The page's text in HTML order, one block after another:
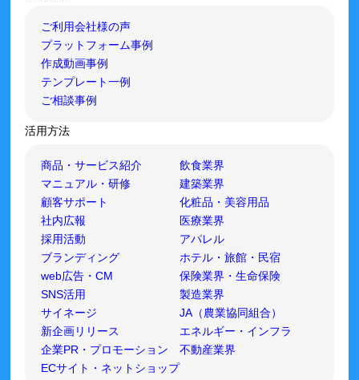
ご利用会社様の声
プラットフォーム事例
作成動画事例
テンプレート一例
ご相談事例
活用方法
商品・サービス紹介
マニュアル・研修
顧客サポート
社内広報
採用活動
ブランディング
web広告・CM
SNS活用
サイネージ
新企画リリース
企業PR・プロモーション
ECサイト・ネットショップ
飲食業界
建築業界
化粧品・美容用品
医療業界
アパレル
ホテル・旅館・民宿
保険業界・生命保険
製造業界
JA（農業協同組合）
エネルギー・インフラ
不動産業界